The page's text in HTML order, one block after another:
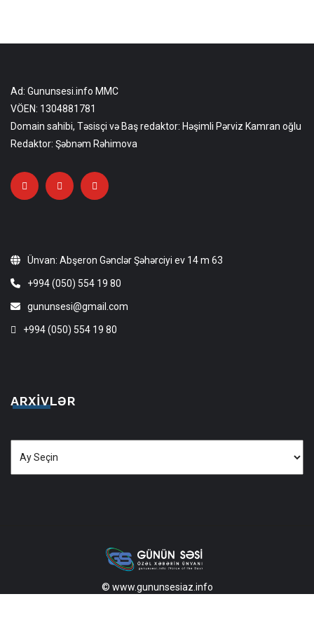
Ad: Gununsesi.info MMC
VÖEN: 1304881781
Domain sahibi, Təsisçi və Baş redaktor: Həşimli Pərviz Kamran oğlu
Redaktor: Şəbnəm Rəhimova
Ünvan: Abşeron Gənclər Şəhərciyi ev 14 m 63
+994 (050) 554 19 80
gununsesi@gmail.com
+994 (050) 554 19 80
ARXIVLƏR
Arxivlər
© www.gununsesiaz.info